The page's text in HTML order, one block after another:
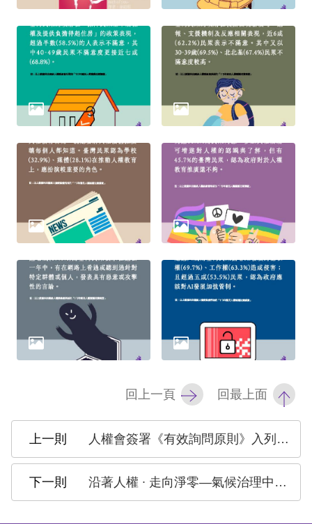
頁
網
策
保
政
回上一頁 回最上面
人權會簽署《有效詢問原則》入列國際支持者名單
沿著人權 ∙ 走向淨零—氣候治理中的環境人權論壇